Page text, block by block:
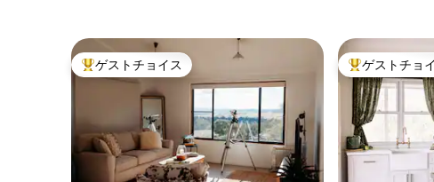
大好評のゲストチョイスです。
ゲストチョイス 大好評のゲス
ゲストチョ